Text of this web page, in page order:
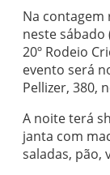
Na contagem
neste sábado
20º Rodeio
evento será
Pellizer, 380,
A noite terá
janta com
saladas, pão,